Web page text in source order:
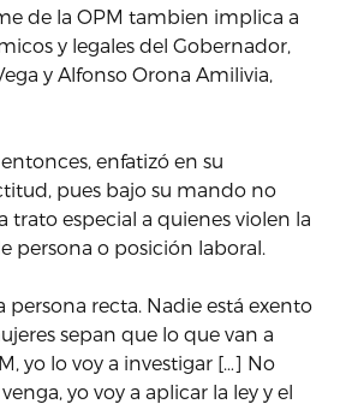
de la OPM tambien implica a
y legales del Gobernador,
y Alfonso Orona Amilivia,
enfatizó en su
pues bajo su mando no
trato especial a quienes violen la
persona o posición laboral.
persona recta. Nadie está exento
sepan que lo que van a
yo lo voy a investigar […] No
yo voy a aplicar la ley y el